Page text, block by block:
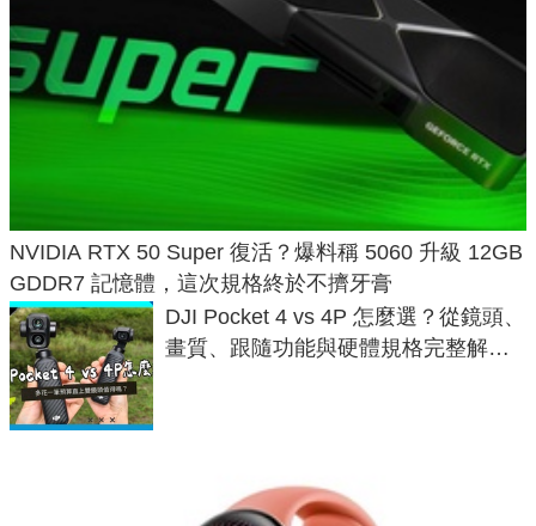
NVIDIA RTX 50 Super 復活？爆料稱 5060 升級 12GB
GDDR7 記憶體，這次規格終於不擠牙膏
DJI Pocket 4 vs 4P 怎麼選？從鏡頭、
畫質、跟隨功能與硬體規格完整解